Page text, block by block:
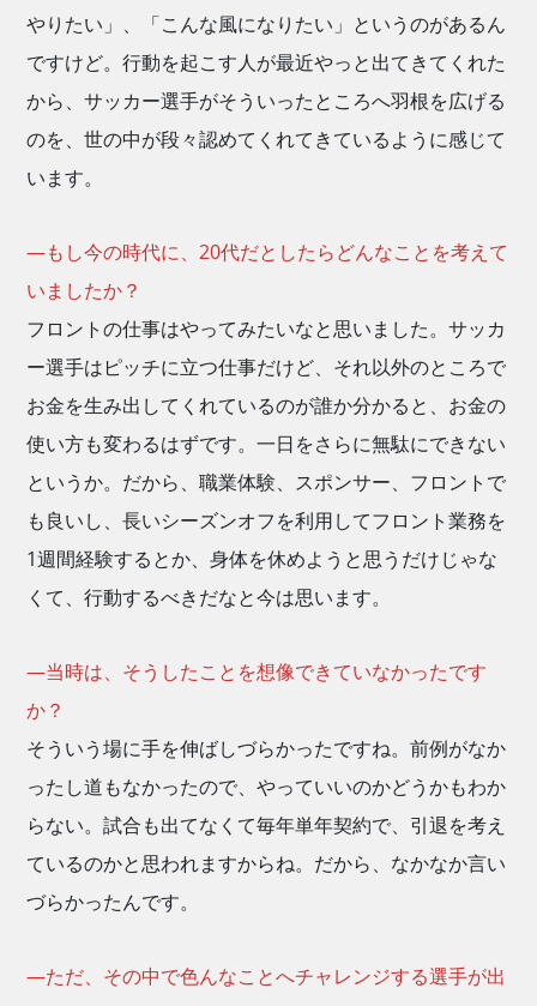
やりたい」、「こんな風になりたい」というのがあるん
ですけど。行動を起こす人が最近やっと出てきてくれた
から、サッカー選手がそういったところへ羽根を広げる
のを、世の中が段々認めてくれてきているように感じて
います。
―もし今の時代に、20代だとしたらどんなことを考えて
いましたか？
フロントの仕事はやってみたいなと思いました。サッカ
ー選手はピッチに立つ仕事だけど、それ以外のところで
お金を生み出してくれているのが誰か分かると、お金の
使い方も変わるはずです。一日をさらに無駄にできない
というか。だから、職業体験、スポンサー、フロントで
も良いし、長いシーズンオフを利用してフロント業務を
1週間経験するとか、身体を休めようと思うだけじゃな
くて、行動するべきだなと今は思います。
―当時は、そうしたことを想像できていなかったです
か？
そういう場に手を伸ばしづらかったですね。前例がなか
ったし道もなかったので、やっていいのかどうかもわか
らない。試合も出てなくて毎年単年契約で、引退を考え
ているのかと思われますからね。だから、なかなか言い
づらかったんです。
―ただ、その中で色んなことへチャレンジする選手が出